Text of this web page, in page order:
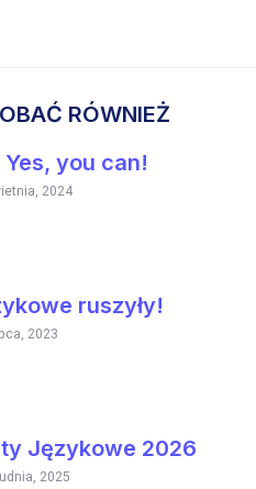
RÓWNIEŻ
you can!
2024
ruszyły!
2023
Językowe 2026
2025